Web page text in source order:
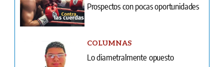
Prospectos con pocas oportunidades
COLUMNAS
Lo diametralmente opuesto